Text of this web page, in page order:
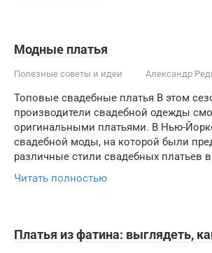
Модные платья
Полезные советы и идеи Александр
Топовые свадебные платья В этом
производители свадебной одежды
оригинальными платьями. В Нью-
свадебной моды, на которой были
различные стили свадебных платьев
Читать полностью
Платья из фатина: выглядеть,